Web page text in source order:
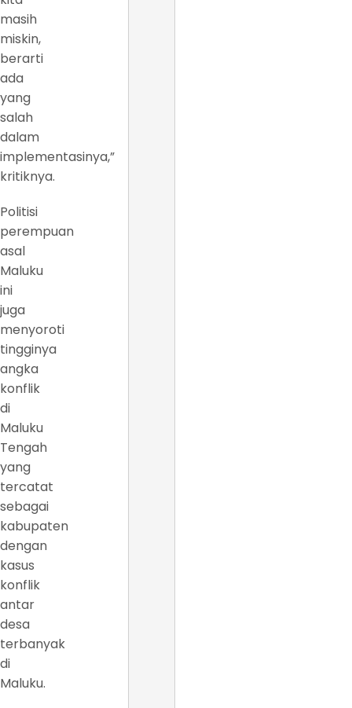
masih
miskin,
berarti
ada
yang
salah
dalam
implementasinya,”
kritiknya.
Politisi
perempuan
asal
Maluku
ini
juga
menyoroti
tingginya
angka
konflik
di
Maluku
Tengah
yang
tercatat
sebagai
kabupaten
dengan
kasus
konflik
antar
desa
terbanyak
di
Maluku.